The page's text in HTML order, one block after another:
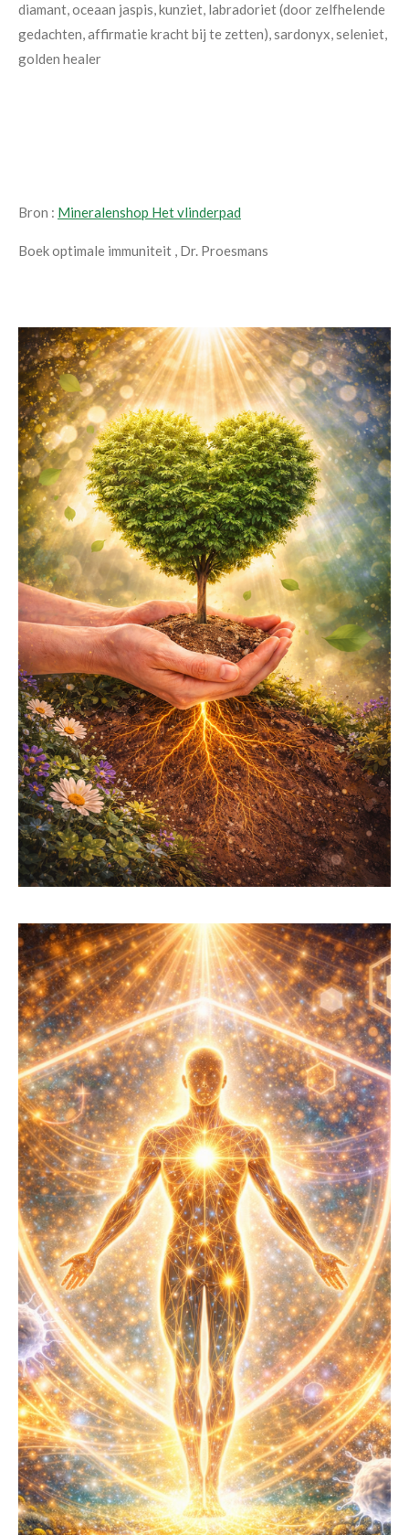
diamant, oceaan jaspis, kunziet, labradoriet (door zelfhelende
gedachten, affirmatie kracht bij te zetten), sardonyx, seleniet,
golden healer
Bron : Mineralenshop Het vlinderpad
Boek optimale immuniteit , Dr. Proesmans